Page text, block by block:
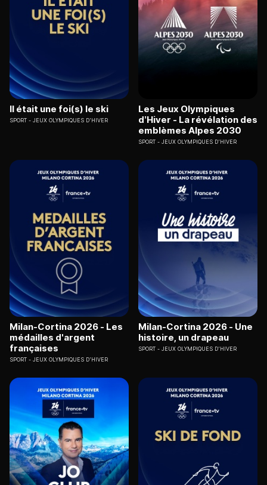
Il était une foi(s) le ski
SPORT JEUX OLYMPIQUES D'HIVER
Les Jeux Olympiques
d’Hiver - La révélation des
emblèmes Alpes 2030
SPORT JEUX OLYMPIQUES D'HIVER
Milan-Cortina 2026 - Les
médailles d'argent
françaises
SPORT JEUX OLYMPIQUES D'HIVER
Milan-Cortina 2026 - Une
histoire, un drapeau
SPORT JEUX OLYMPIQUES D'HIVER